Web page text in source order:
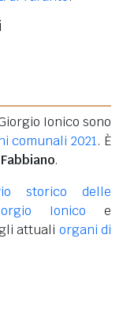
Ionico sono
comunali 2021. È
.
storico delle
Ionico e
attuali organi di